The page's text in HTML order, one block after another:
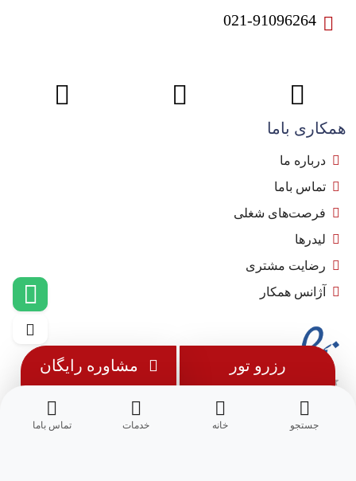
جستجو خانه خدمات تماس باما
رزرو تور مشاوره رایگان
021-91096264
همکاری باما
درباره ما
تماس باما
فرصت‌های شغلی
لیدرها
رضایت مشتری
آژانس همکار